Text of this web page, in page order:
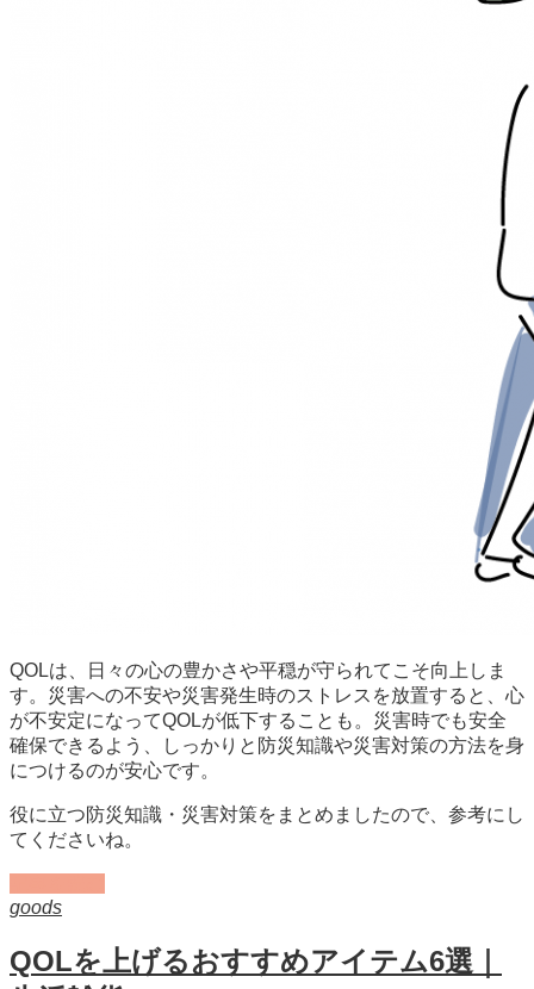
QOLは、日々の心の豊かさや平穏が守られてこそ向上しま
す。災害への不安や災害発生時のストレスを放置すると、心
が不安定になってQOLが低下することも。災害時でも安全
確保できるよう、しっかりと防災知識や災害対策の方法を身
につけるのが安心です。
役に立つ防災知識・災害対策をまとめましたので、参考にし
てくださいね。
goods
QOLを上げるおすすめアイテム6選｜